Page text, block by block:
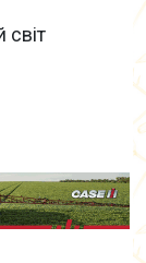
світ